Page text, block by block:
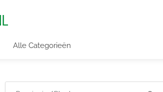
Alle Categorieën